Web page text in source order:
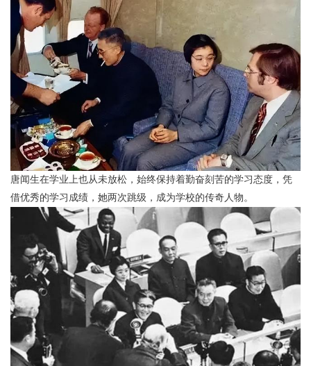
唐闻生在学业上也从未放松，始终保持着勤奋刻苦的学习态度，凭
借优秀的学习成绩，她两次跳级，成为学校的传奇人物。